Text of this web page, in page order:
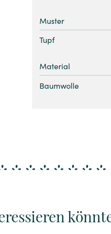
Muster
Tupf
Material
Baumwolle